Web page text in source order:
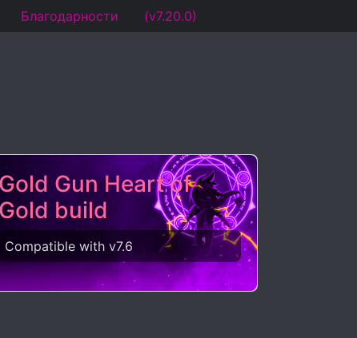
Благодарности (v7.20.0)
Gold Gun Heart of
Gold build
Compatible with v7.6